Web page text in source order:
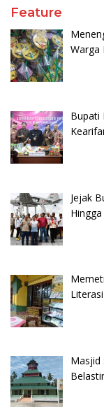
Feature
Warga
Bupati
Jejak
Masjid